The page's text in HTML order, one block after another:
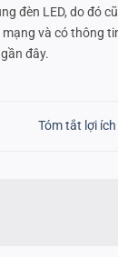
đèn LED, do đó
và có thông
đây.
Tóm tắt lợi